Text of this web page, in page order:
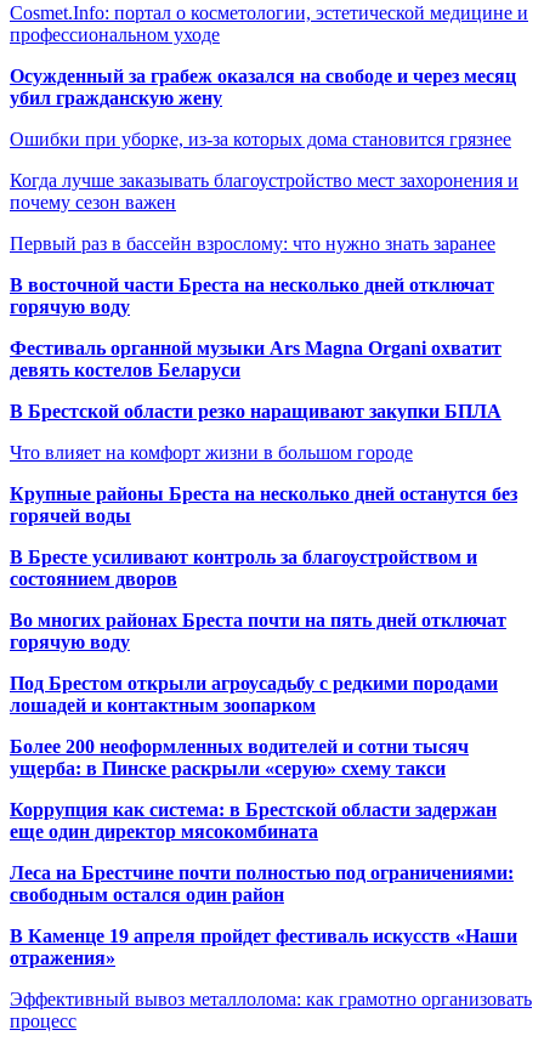
Cosmet.Info: портал о косметологии, эстетической медицине и
профессиональном уходе
Осужденный за грабеж оказался на свободе и через месяц
убил гражданскую жену
Ошибки при уборке, из-за которых дома становится грязнее
Когда лучше заказывать благоустройство мест захоронения и
почему сезон важен
Первый раз в бассейн взрослому: что нужно знать заранее
В восточной части Бреста на несколько дней отключат
горячую воду
Фестиваль органной музыки Ars Magna Organi охватит
девять костелов Беларуси
В Брестской области резко наращивают закупки БПЛА
Что влияет на комфорт жизни в большом городе
Крупные районы Бреста на несколько дней останутся без
горячей воды
В Бресте усиливают контроль за благоустройством и
состоянием дворов
Во многих районах Бреста почти на пять дней отключат
горячую воду
Под Брестом открыли агроусадьбу с редкими породами
лошадей и контактным зоопарком
Более 200 неоформленных водителей и сотни тысяч
ущерба: в Пинске раскрыли «серую» схему такси
Коррупция как система: в Брестской области задержан
еще один директор мясокомбината
Леса на Брестчине почти полностью под ограничениями:
свободным остался один район
В Каменце 19 апреля пройдет фестиваль искусств «Наши
отражения»
Эффективный вывоз металлолома: как грамотно организовать
процесс